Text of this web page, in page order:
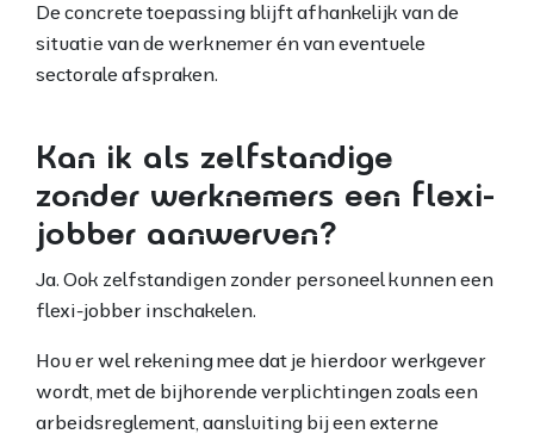
De concrete toepassing blijft afhankelijk van de
situatie van de werknemer én van eventuele
sectorale afspraken.
Kan ik als zelfstandige
zonder werknemers een flexi-
jobber aanwerven?
Ja. Ook zelfstandigen zonder personeel kunnen een
flexi-jobber inschakelen.
Hou er wel rekening mee dat je hierdoor werkgever
wordt, met de bijhorende verplichtingen zoals een
arbeidsreglement, aansluiting bij een externe